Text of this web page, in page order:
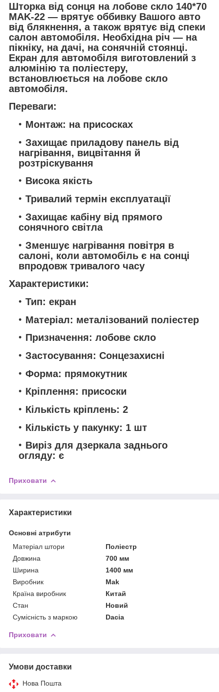
Шторка від сонця на лобове скло 140*70
MAK-22 — врятує оббивку Вашого авто
від блякнення, а також врятує від спеки
салон автомобіля. Необхідна річ — на
пікніку, на дачі, на сонячній стоянці.
Екран для автомобіля виготовлений з
алюмінію та поліестеру,
встановлюється на лобове скло
автомобіля.
Переваги:
Монтаж: на присосках
Захищає приладову панель від
нагрівання, вицвітання й
розтріскування
Висока якість
Тривалий термін експлуатації
Захищає кабіну від прямого
сонячного світла
Зменшує нагрівання повітря в
салоні, коли автомобіль є на сонці
впродовж тривалого часу
Характеристики:
Тип: екран
Матеріал: металізований поліестер
Призначення: лобове скло
Застосування: Сонцезахисні
Форма: прямокутник
Кріплення: присоски
Кількість кріплень: 2
Кількість у пакунку: 1 шт
Виріз для дзеркала заднього
огляду: є
Приховати
Характеристики
Основні атрибути
Матеріал штори
Поліестр
Довжина
700 мм
Ширина
1400 мм
Виробник
Mak
Країна виробник
Китай
Стан
Новий
Сумісність з маркою
Dacia
Приховати
Умови доставки
Нова Пошта